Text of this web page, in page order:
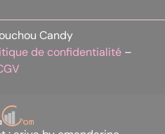
Candy
de confidentialité –